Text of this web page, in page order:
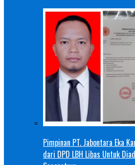
Pimpinan PT. Jabontara Eka
dari DPD LBH Libas Untuk